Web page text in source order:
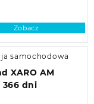
Zobacz
samochodowa
XARO AM
366 dni